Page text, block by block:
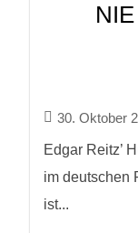
30. Oktober
Edgar Reitz’
im deutschen
ist...